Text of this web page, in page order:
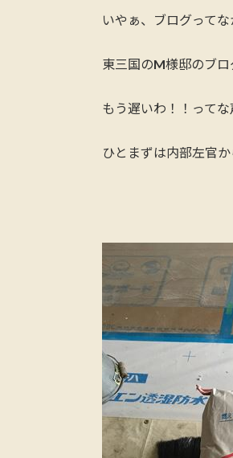
いやぁ、ブログって
東三国のM様邸のブ
もう遅いわ！！って
ひとまずは内部左官か